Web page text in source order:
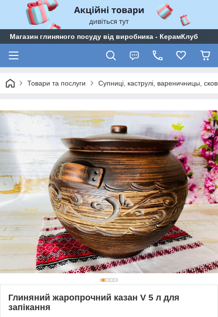
Магазин глиняного посуду від виробника - КерамКлуб
Товари та послуги Супниці, каструлі, вареничницы,
Глиняний жаропрочний казан V 5 л для
запікання